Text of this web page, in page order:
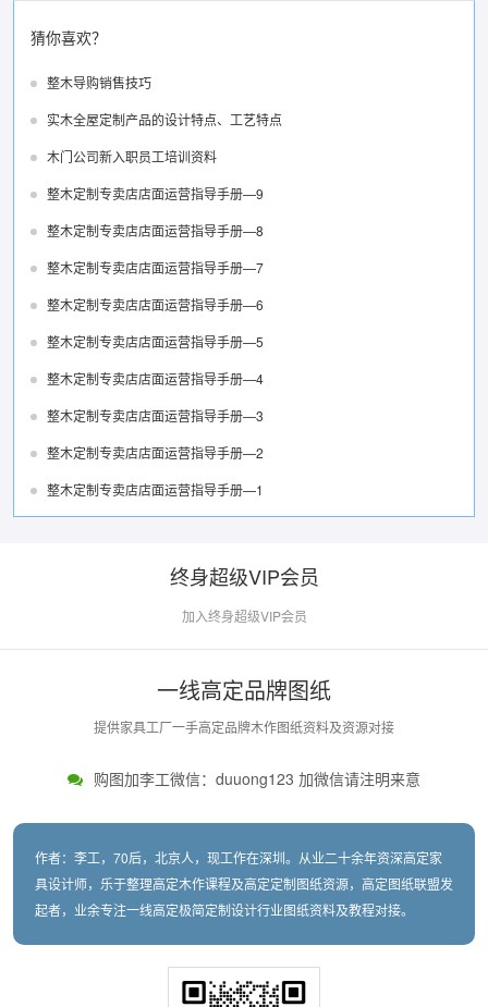
猜你喜欢？
整木导购销售技巧
实木全屋定制产品的设计特点、工艺特点
木门公司新入职员工培训资料
整木定制专卖店店面运营指导手册—9
整木定制专卖店店面运营指导手册—8
整木定制专卖店店面运营指导手册—7
整木定制专卖店店面运营指导手册—6
整木定制专卖店店面运营指导手册—5
整木定制专卖店店面运营指导手册—4
整木定制专卖店店面运营指导手册—3
整木定制专卖店店面运营指导手册—2
整木定制专卖店店面运营指导手册—1
终身超级VIP会员
加入终身超级VIP会员
一线高定品牌图纸
提供家具工厂一手高定品牌木作图纸资料及资源对接
购图加李工微信：duuong123 加微信请注明来意
作者：李工，70后，北京人，现工作在深圳。从业二十余年资深高定家
具设计师，乐于整理高定木作课程及高定定制图纸资源，高定图纸联盟发
起者，业余专注一线高定极简定制设计行业图纸资料及教程对接。